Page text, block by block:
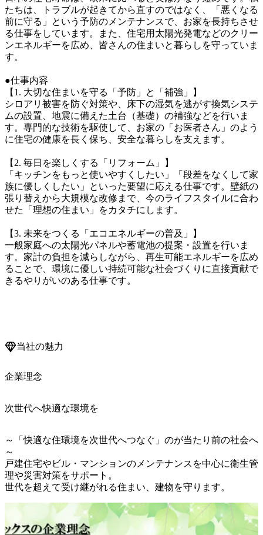
たちは、トラブルが起きてから直すのではなく、「悪くなる
前に守る」という予防のメンテナンスで、お家を長持ちさせ
る仕事をしています。また、住宅用太陽光発電などのクリー
ンエネルギーを広め、皆さんの住まいと暮らしを守っていま
す。
●仕事内容
【1. 大切な住まいを守る「予防」と「補強」】
シロアリ被害を防ぐ対策や、床下の湿気を逃がす換気システ
ムの設置、地震に備えた土台（基礎）の補強などを行いま
す。専門的な技術を駆使して、お家の「お医者さん」のよう
に住宅の健康を長く保ち、安全な暮らしを支えます。
【2. 毎日を楽しくする「リフォーム」】
「キッチンをもっと使いやすくしたい」「段差をなくして家
族に優しくしたい」といった要望に応える仕事です。壁紙の
張り替えから大規模な改修まで、今のライフスタイルに合わ
せた「理想の住まい」をカタチにします。
【3. 未来をつくる「エコエネルギーの普及」】
一般家庭への太陽光パネルや蓄電池の提案・設置を行いま
す。家計の負担を減らしながら、再生可能エネルギーを広め
ることで、環境に優しい持続可能な社会づくりに直接貢献で
きるやりがいのある仕事です。
当社の魅力
企業理念
次世代へ快適な環境を
～「快適な住環境を次世代へつなぐ」のが当たり前の社会へ
～
戸建住宅やビル・マンションのメンテナンスを中心に衛生管
理や災害対策をサポート。
世代を超えて受け継がれる住まい、建物を守ります。